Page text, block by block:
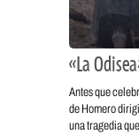
«La
Antes que
de Homero
una tragedia